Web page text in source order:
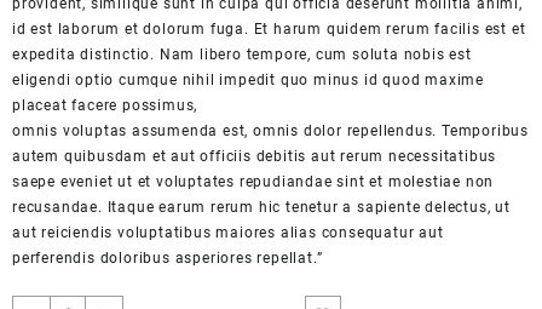
provident, similique sunt in culpa qui officia deserunt mollitia animi,
id est laborum et dolorum fuga. Et harum quidem rerum facilis est et
expedita distinctio. Nam libero tempore, cum soluta nobis est
eligendi optio cumque nihil impedit quo minus id quod maxime
placeat facere possimus,
omnis voluptas assumenda est, omnis dolor repellendus. Temporibus
autem quibusdam et aut officiis debitis aut rerum necessitatibus
saepe eveniet ut et voluptates repudiandae sint et molestiae non
recusandae. Itaque earum rerum hic tenetur a sapiente delectus, ut
aut reiciendis voluptatibus maiores alias consequatur aut
perferendis doloribus asperiores repellat.”